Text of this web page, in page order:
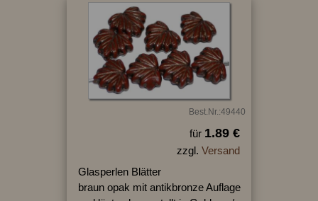
Best.Nr.:49440
für 1.89 €
zzgl. Versand
Glasperlen Blätter
braun opak mit antikbronze Auflage